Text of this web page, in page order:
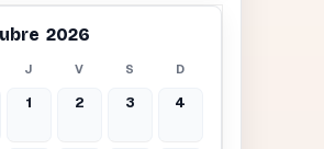
2026
J V S D
1 2 3 4